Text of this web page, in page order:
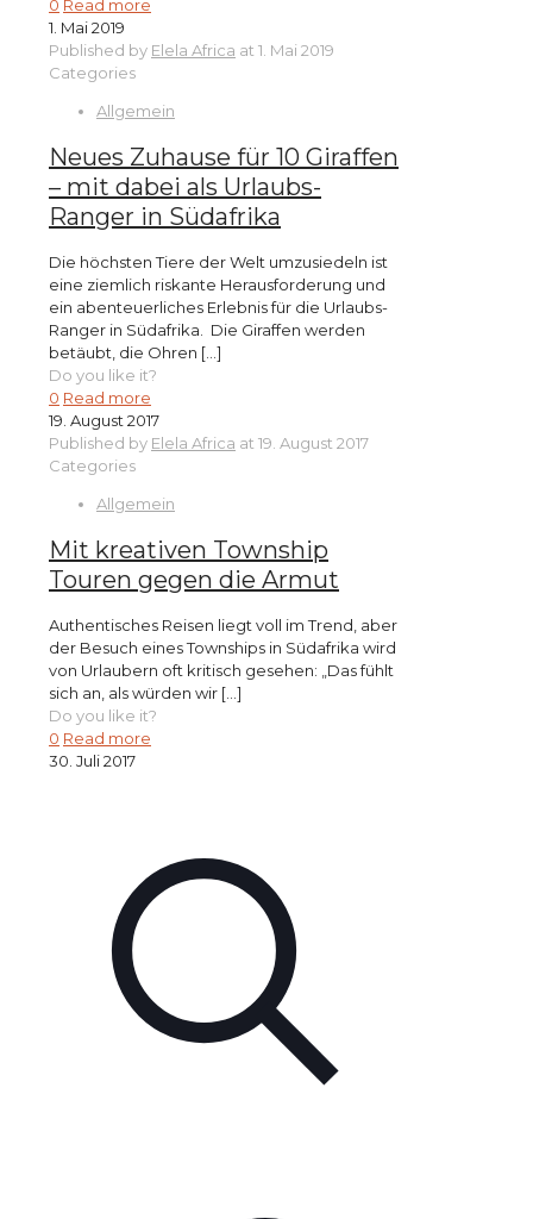
0 Read more
1. Mai 2019
Published by Elela Africa at 1. Mai 2019
Categories
Allgemein
Neues Zuhause für 10 Giraffen
– mit dabei als Urlaubs-
Ranger in Südafrika
Die höchsten Tiere der Welt umzusiedeln ist
eine ziemlich riskante Herausforderung und
ein abenteuerliches Erlebnis für die Urlaubs-
Ranger in Südafrika. Die Giraffen werden
betäubt, die Ohren […]
Do you like it?
0 Read more
19. August 2017
Published by Elela Africa at 19. August 2017
Categories
Allgemein
Mit kreativen Township
Touren gegen die Armut
Authentisches Reisen liegt voll im Trend, aber
der Besuch eines Townships in Südafrika wird
von Urlaubern oft kritisch gesehen: „Das fühlt
sich an, als würden wir […]
Do you like it?
0 Read more
30. Juli 2017